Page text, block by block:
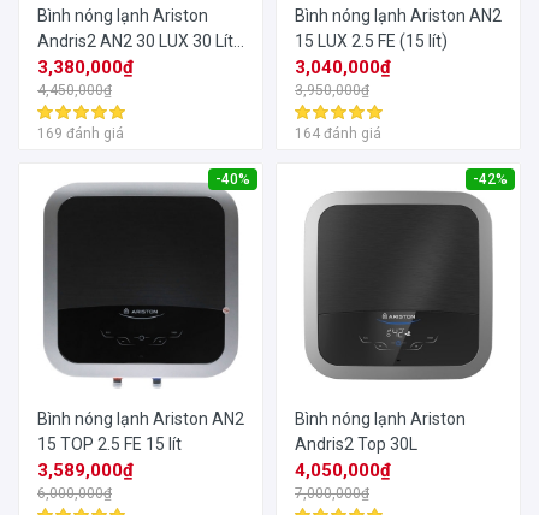
Bình nóng lạnh Ariston
Andris2 AN2 30 LUX 30 Lít
Gián Tiếp
3,380,000₫
4,450,000₫
169 đánh giá
Bình nóng lạnh Ariston AN2
15 LUX 2.5 FE (15 lít)
3,040,000₫
3,950,000₫
164 đánh giá
-40%
Bình nóng lạnh Ariston AN2
15 TOP 2.5 FE 15 lít
3,589,000₫
6,000,000₫
-42%
Bình nóng lạnh Ariston
Andris2 Top 30L
4,050,000₫
7,000,000₫